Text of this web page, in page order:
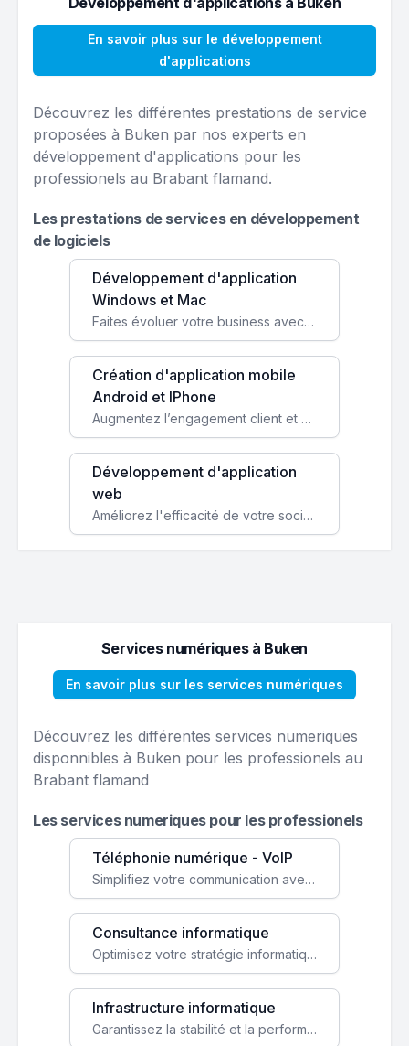
En savoir plus sur le développement
d'applications
Découvrez les différentes prestations de service
proposées à Buken par nos experts en
développement d'applications pour les
professionels au Brabant flamand.
Les prestations de services en développement
de logiciels
Développement d'application
Windows et Mac
Faites évoluer votre business avec des solutions logicielles personnalisées, parfaitement adaptées à vos besoins spécifiques.
Création d'application mobile
Android et IPhone
Augmentez l’engagement client et simplifiez vos processus avec une application mobile sur mesure, disponible sur iOS et Android.
Développement d'application
web
Améliorez l'efficacité de votre société avec une application web personnalisée accessible partout et tout le temps.
Services numériques à Buken
En savoir plus sur les services numériques
Découvrez les différentes services numeriques
disponnibles à Buken pour les professionels au
Brabant flamand
Les services numeriques pour les professionels
Téléphonie numérique - VoIP
Simplifiez votre communication avec une solution VoIP flexible, économique et adaptée à vos besoins professionnels.
Consultance informatique
Optimisez votre stratégie informatique avec l'expertise de nos consultants pour améliorer votre efficacité et sécurité.
Infrastructure informatique
Garantissez la stabilité et la performance de votre entreprise avec une infrastructure IT sécurisée et évolutive.